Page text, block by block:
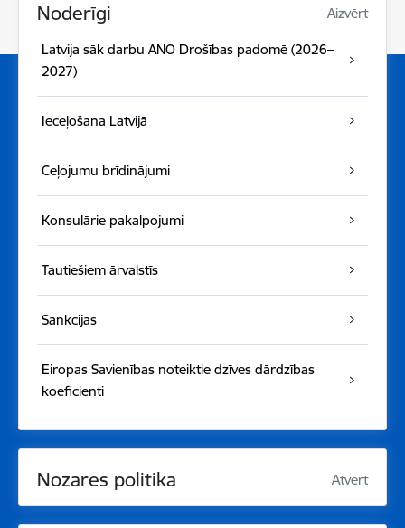
Noderīgi Aizvērt
Latvija sāk darbu ANO Drošības padomē (2026–
2027)
Ieceļošana Latvijā
Ceļojumu brīdinājumi
Konsulārie pakalpojumi
Tautiešiem ārvalstīs
Sankcijas
Eiropas Savienības noteiktie dzīves dārdzības
koeficienti
Nozares politika Atvērt